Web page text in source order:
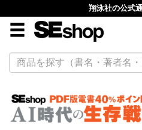
翔泳社の公式